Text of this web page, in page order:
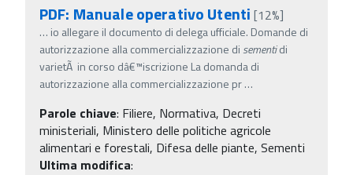
PDF: Manuale operativo Utenti [12%]
… io allegare il documento di delega ufficiale. Domande di
autorizzazione alla commercializzazione di sementidi
varietÃ in corso dâ€™iscrizione La domanda di
autorizzazione alla commercializzazione pr…
Parole chiave: Filiere, Normativa, Decreti
ministeriali, Ministero delle politiche agricole
alimentari e forestali, Difesa delle piante, Sementi
Ultima modifica: